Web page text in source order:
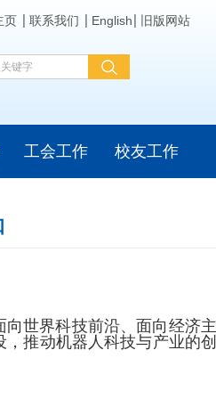
页 联系我们 English 旧版网站
工会工作 校友工作
向世界科技前沿、面向经济主
推动机器人科技与产业的创